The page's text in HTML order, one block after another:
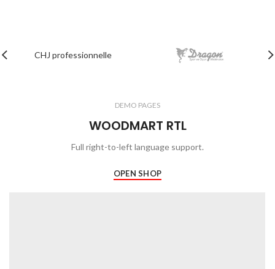
CHJ professionnelle
DEMO PAGES
WOODMART RTL
Full right-to-left language support.
OPEN SHOP